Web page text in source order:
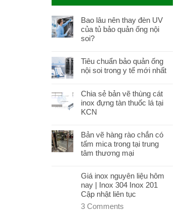
Bao lâu nên thay đèn UV
của tủ bảo quản ống nội
soi?
Tiêu chuẩn bảo quản ống
nội soi trong y tế mới nhất
Chia sẻ bản vẽ thùng cát
inox đựng tàn thuốc lá tại
KCN
Bản vẽ hàng rào chắn có
tấm mica trong tại trung
tâm thương mại
Giá inox nguyên liệu hôm
nay | Inox 304 Inox 201
Cập nhật liên tục
3 Comments